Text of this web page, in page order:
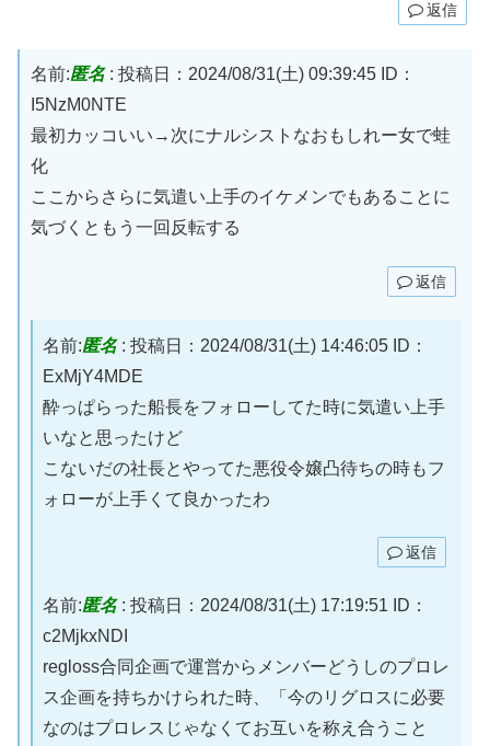
返信
名前:匿名: 投稿日：2024/08/31(土) 09:39:45
ID：
I5NzM0NTE
最初カッコいい→次にナルシストなおもしれー女で蛙
化
ここからさらに気遣い上手のイケメンでもあることに
気づくともう一回反転する
返信
名前:匿名: 投稿日：2024/08/31(土) 14:46:05 ID：
ExMjY4MDE
酔っぱらった船長をフォローしてた時に気遣い上手
いなと思ったけど
こないだの社長とやってた悪役令嬢凸待ちの時もフ
ォローが上手くて良かったわ
返信
名前:匿名: 投稿日：2024/08/31(土) 17:19:51 ID：
c2MjkxNDI
regloss合同企画で運営からメンバーどうしのプロレ
ス企画を持ちかけられた時、「今のリグロスに必要
なのはプロレスじゃなくてお互いを称え合うこと